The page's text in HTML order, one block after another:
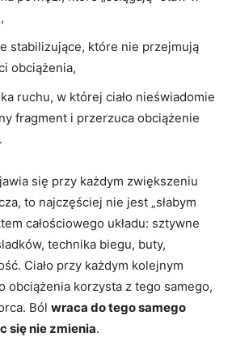
stabilizujące, które nie przejmują
obciążenia,
ruchu, w której ciało nieświadomie
fragment i przerzuca obciążenie
się przy każdym zwiększeniu
to najczęściej nie jest „słabym
całościowego układu: sztywne
technika biegu, buty,
Ciało przy każdym kolejnym
obciążenia korzysta z tego samego,
Ból wraca do tego samego
się nie zmienia.